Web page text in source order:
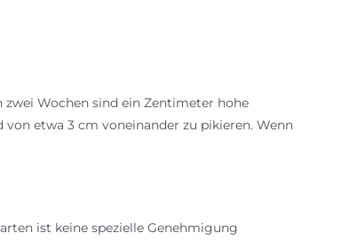
zwei Wochen sind ein Zentimeter hohe
etwa 3 cm voneinander zu pikieren. Wenn
ist keine spezielle Genehmigung